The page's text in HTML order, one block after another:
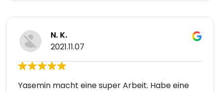
N. K.
2021.11.07
Yasemin macht eine super Arbeit. Habe eine